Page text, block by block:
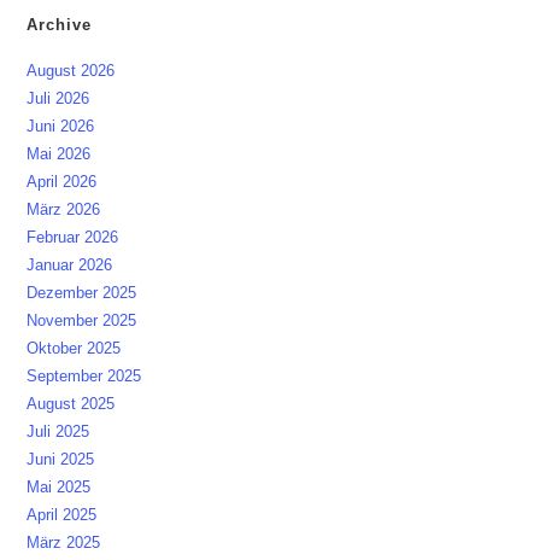
Archive
August 2026
Juli 2026
Juni 2026
Mai 2026
April 2026
März 2026
Februar 2026
Januar 2026
Dezember 2025
November 2025
Oktober 2025
September 2025
August 2025
Juli 2025
Juni 2025
Mai 2025
April 2025
März 2025